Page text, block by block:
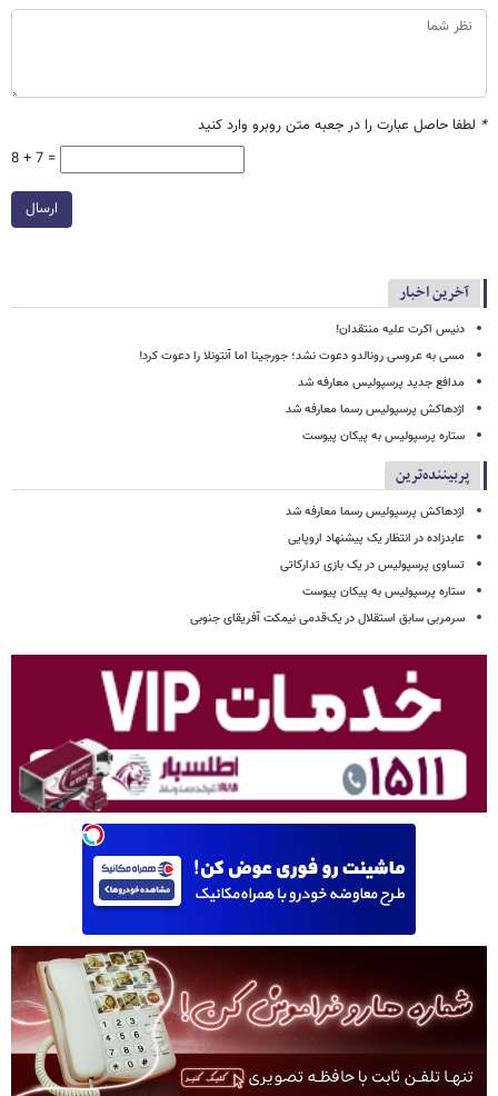
* لطفا حاصل عبارت را در جعبه متن روبرو وارد کنید
8 + 7 =
ارسال
آخرین اخبار
دنیس اکرت علیه منتقدان!
مسی به عروسی رونالدو دعوت نشد؛ جورجینا اما آنتونلا را دعوت کرد!
مدافع جدید پرسپولیس معارفه شد
اژدهاکش پرسپولیس رسما معارفه شد
ستاره پرسپولیس به پیکان پیوست
پربیننده‌ترین
اژدهاکش پرسپولیس رسما معارفه شد
عابدزاده در انتظار یک پیشنهاد اروپایی
تساوی پرسپولیس در یک بازی تدارکاتی
ستاره پرسپولیس به پیکان پیوست
سرمربی سابق استقلال در یک‌قدمی نیمکت آفریقای جنوبی